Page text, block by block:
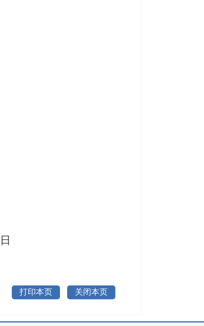
日
打印本页 关闭本页